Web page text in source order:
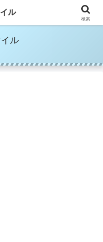
の笑顔を増やす
ル
ル
検索